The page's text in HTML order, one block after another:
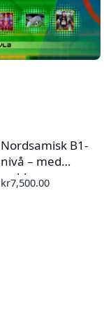
Nordsamisk B1-
nivå – med
weblærer
kr7,500.00